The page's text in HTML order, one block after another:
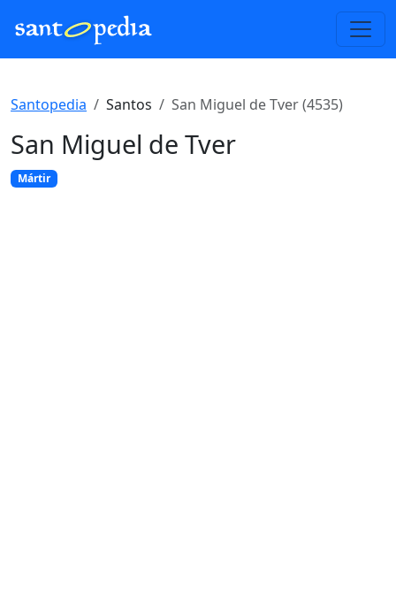
Santopedia Santos San Miguel de Tver (4535)
San Miguel de Tver
Mártir